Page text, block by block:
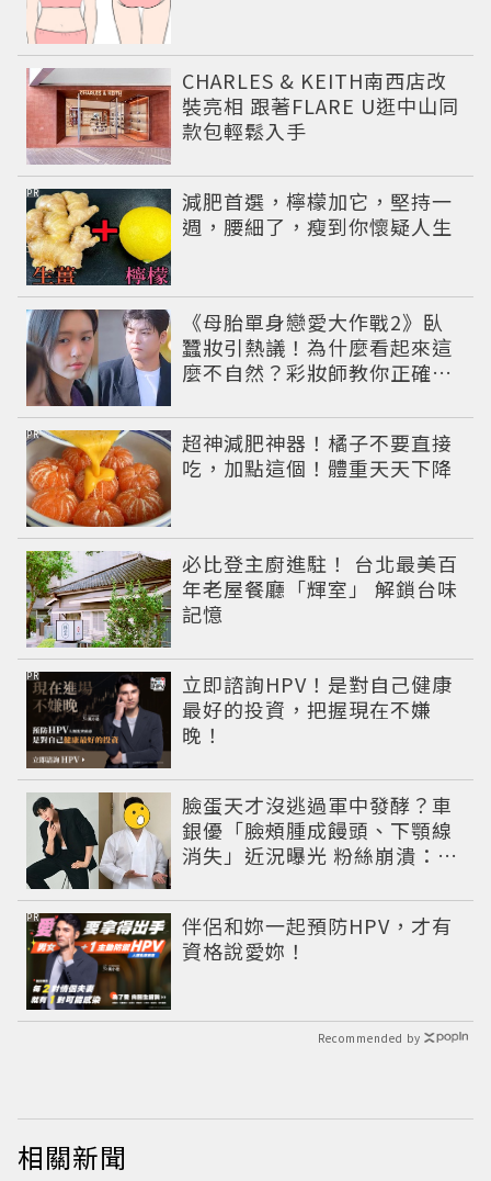
CHARLES & KEITH南西店改
裝亮相 跟著FLARE U逛中山同
款包輕鬆入手
減肥首選，檸檬加它，堅持一
週，腰細了，瘦到你懷疑人生
PR
《母胎單身戀愛大作戰2》臥
蠶妝引熱議！為什麼看起來這
麼不自然？彩妝師教你正確畫
超神減肥神器！橘子不要直接
吃，加點這個！體重天天下降
PR
必比登主廚進駐！ 台北最美百
年老屋餐廳「輝室」 解鎖台味
記憶
立即諮詢HPV！是對自己健康
最好的投資，把握現在不嫌
晚！
PR
臉蛋天才沒逃過軍中發酵？車
銀優「臉頰腫成饅頭、下顎線
消失」近況曝光 粉絲崩潰：空
伴侶和妳一起預防HPV，才有
資格說愛妳！
PR
Recommended by
相關新聞